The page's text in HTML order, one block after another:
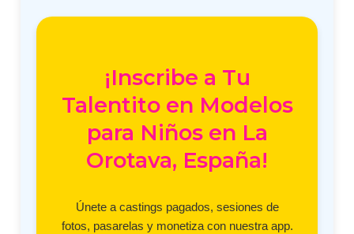
¡Inscribe a Tu
Talentito en Modelos
para Niños en La
Orotava, España!
Únete a castings pagados, sesiones de
fotos, pasarelas y monetiza con nuestra app.